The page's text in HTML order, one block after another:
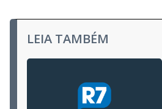
LEIA TAMBÉM